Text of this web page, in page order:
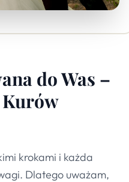
do Was –
Kurów
krokami i każda
Dlatego uważam,